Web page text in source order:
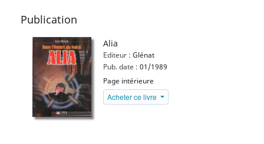
Publication
Alia
Editeur : Glénat
Pub. date : 01/1989
Page intérieure
Acheter ce livre